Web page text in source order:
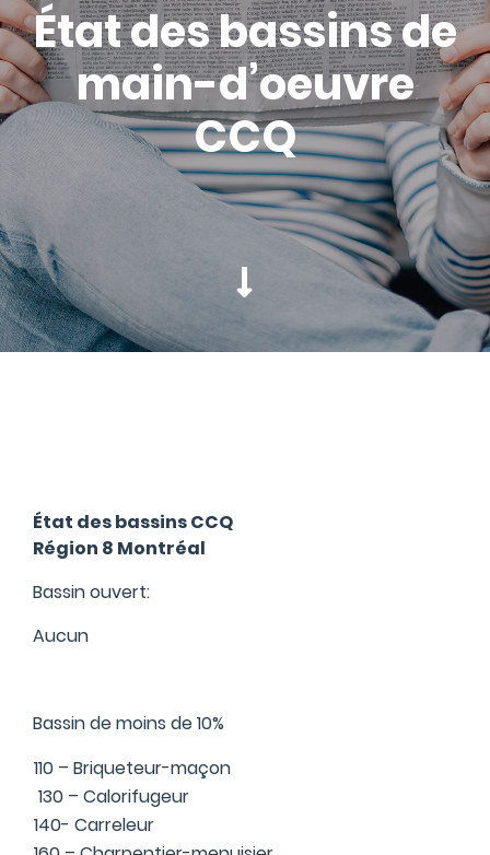
État des bassins de
main-d’oeuvre
CCQ
État des bassins CCQ
Région 8 Montréal
Bassin ouvert:
Aucun
Bassin de moins de 10%
110 – Briqueteur-maçon
130 – Calorifugeur
140- Carreleur